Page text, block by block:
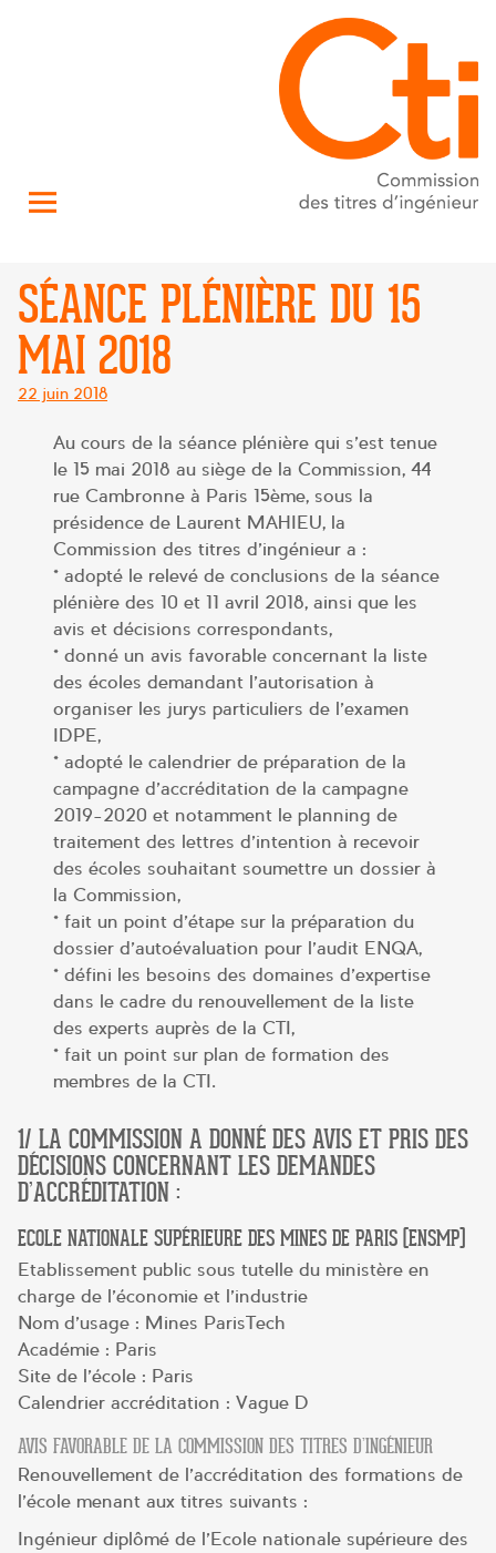
SÉANCE PLÉNIÈRE DU 15
MAI 2018
Posté
22 juin 2018
Au cours de la séance plénière qui s’est tenue
le 15 mai 2018 au siège de la Commission, 44
rue Cambronne à Paris 15ème, sous la
présidence de Laurent MAHIEU, la
Commission des titres d’ingénieur a :
* adopté le relevé de conclusions de la séance
plénière des 10 et 11 avril 2018, ainsi que les
avis et décisions correspondants,
* donné un avis favorable concernant la liste
des écoles demandant l’autorisation à
organiser les jurys particuliers de l’examen
IDPE,
* adopté le calendrier de préparation de la
campagne d’accréditation de la campagne
2019-2020 et notamment le planning de
traitement des lettres d’intention à recevoir
des écoles souhaitant soumettre un dossier à
la Commission,
* fait un point d’étape sur la préparation du
dossier d’autoévaluation pour l’audit ENQA,
* défini les besoins des domaines d’expertise
dans le cadre du renouvellement de la liste
des experts auprès de la CTI,
* fait un point sur plan de formation des
membres de la CTI.
1/ LA COMMISSION A DONNÉ DES AVIS ET PRIS DES
DÉCISIONS CONCERNANT LES DEMANDES
D’ACCRÉDITATION :
ECOLE NATIONALE SUPÉRIEURE DES MINES DE PARIS (ENSMP)
Etablissement public sous tutelle du ministère en
charge de l’économie et l’industrie
Nom d’usage : Mines ParisTech
Académie : Paris
Site de l’école : Paris
Calendrier accréditation : Vague D
AVIS FAVORABLE DE LA COMMISSION DES TITRES D’INGÉNIEUR
Renouvellement de l’accréditation des formations de
l’école menant aux titres suivants :
Ingénieur diplômé de l’Ecole nationale supérieure des